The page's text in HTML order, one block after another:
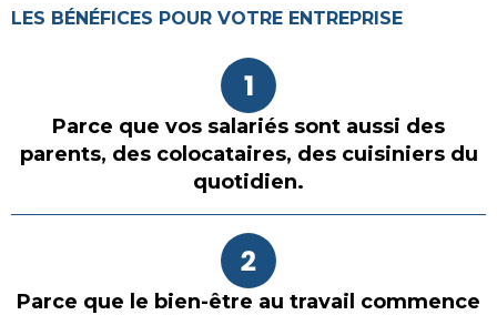
LES BÉNÉFICES POUR VOTRE ENTREPRISE
Parce que vos salariés sont aussi des
parents, des colocataires, des cuisiniers du
quotidien.
Parce que le bien-être au travail commence